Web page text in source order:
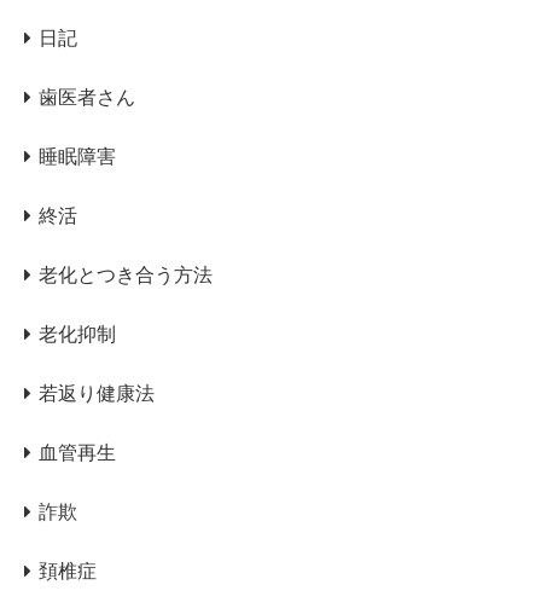
日記
歯医者さん
睡眠障害
終活
老化とつき合う方法
老化抑制
若返り健康法
血管再生
詐欺
頚椎症